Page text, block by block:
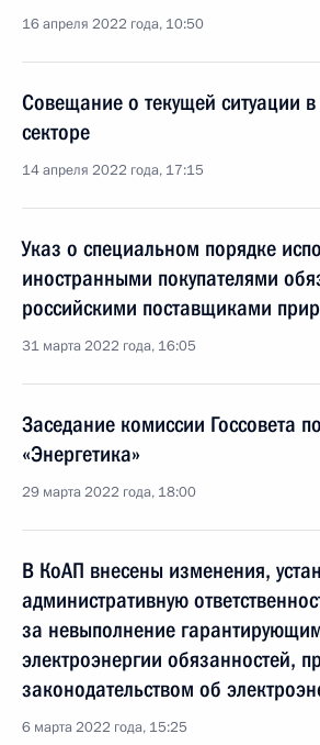
16 апреля 2022 года, 10:50
Совещание о текущей ситуации
секторе
14 апреля 2022 года, 17:15
Указ о специальном порядке
иностранными покупателями
российскими поставщиками
31 марта 2022 года, 16:05
Заседание комиссии Госсовета
«Энергетика»
29 марта 2022 года, 18:00
В КоАП внесены изменения,
административную
за невыполнение
электроэнергии обязанностей,
законодательством об
6 марта 2022 года, 15:25